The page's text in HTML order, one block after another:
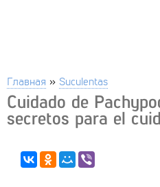
Главная » Suculentas
Cuidado de
secretos para el